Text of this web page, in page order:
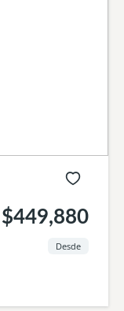
$449,880
Desde